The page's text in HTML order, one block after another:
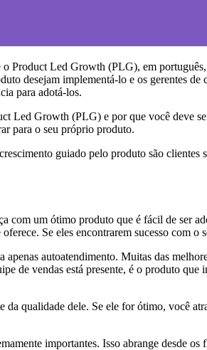
Product Led Growth (PLG), em
desejam implementá-lo e os gerentes
para adotá-los.
Led Growth (PLG) e por que você deve
para o seu próprio produto.
guiado pelo produto são
com um ótimo produto que é fácil de ser
Se eles encontrarem sucesso com
autoatendimento. Muitas das
de vendas está presente, é o produto
da qualidade dele. Se ele for ótimo, você
importantes. Isso abrange desde